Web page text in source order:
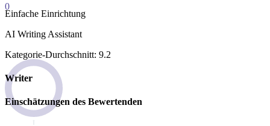
0
Einfache Einrichtung
AI Writing Assistant
Kategorie-Durchschnitt: 9.2
Writer
Einschätzungen des Bewertenden